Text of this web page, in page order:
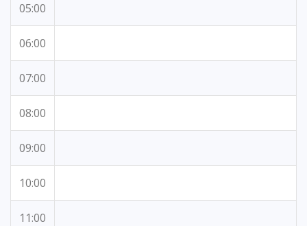
05:00
06:00
07:00
08:00
09:00
10:00
11:00